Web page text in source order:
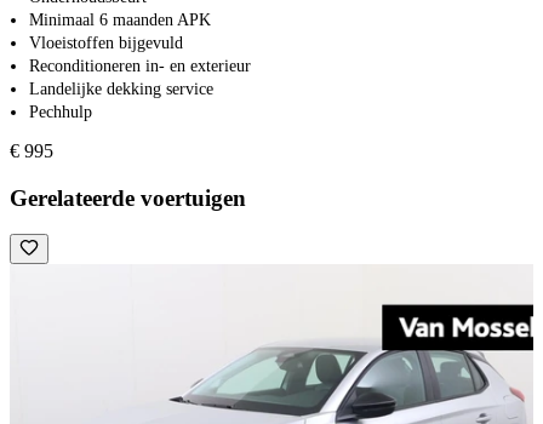
Minimaal 6 maanden APK
Vloeistoffen bijgevuld
Reconditioneren in- en exterieur
Landelijke dekking service
Pechhulp
€ 995
Gerelateerde voertuigen